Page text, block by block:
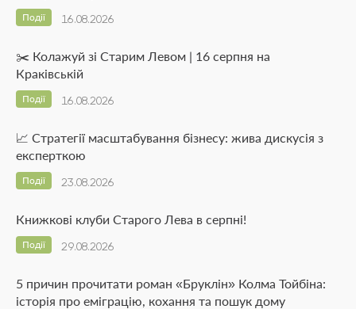
16.08.2026
Події
✂️ Колажуй зі Старим Левом | 16 серпня на
Краківській
16.08.2026
Події
📈 Стратегії масштабування бізнесу: жива дискусія з
експерткою
23.08.2026
Події
Книжкові клуби Старого Лева в серпні!
29.08.2026
Події
5 причин прочитати роман «Бруклін» Колма Тойбіна:
історія про еміграцію, кохання та пошук дому